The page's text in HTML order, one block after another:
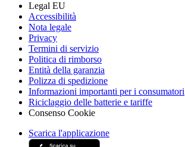
Legal EU
Accessibilità
Nota legale
Privacy
Termini di servizio
Politica di rimborso
Entità della garanzia
Polizza di spedizione
Informazioni importanti per i consumatori
Riciclaggio delle batterie e tariffe
Consenso Cookie
Scarica l'applicazione